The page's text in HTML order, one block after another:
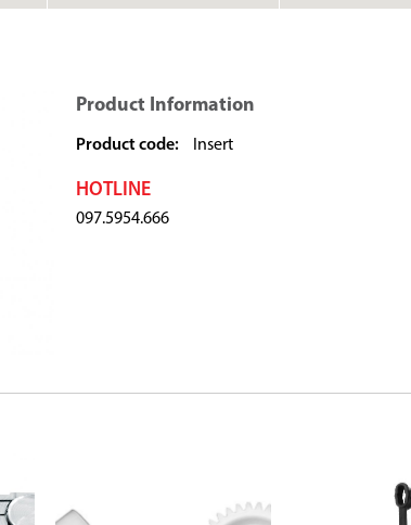
Product Information
Product code: Insert
HOTLINE
097.5954.666